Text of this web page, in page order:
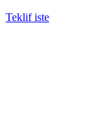
Teklif iste